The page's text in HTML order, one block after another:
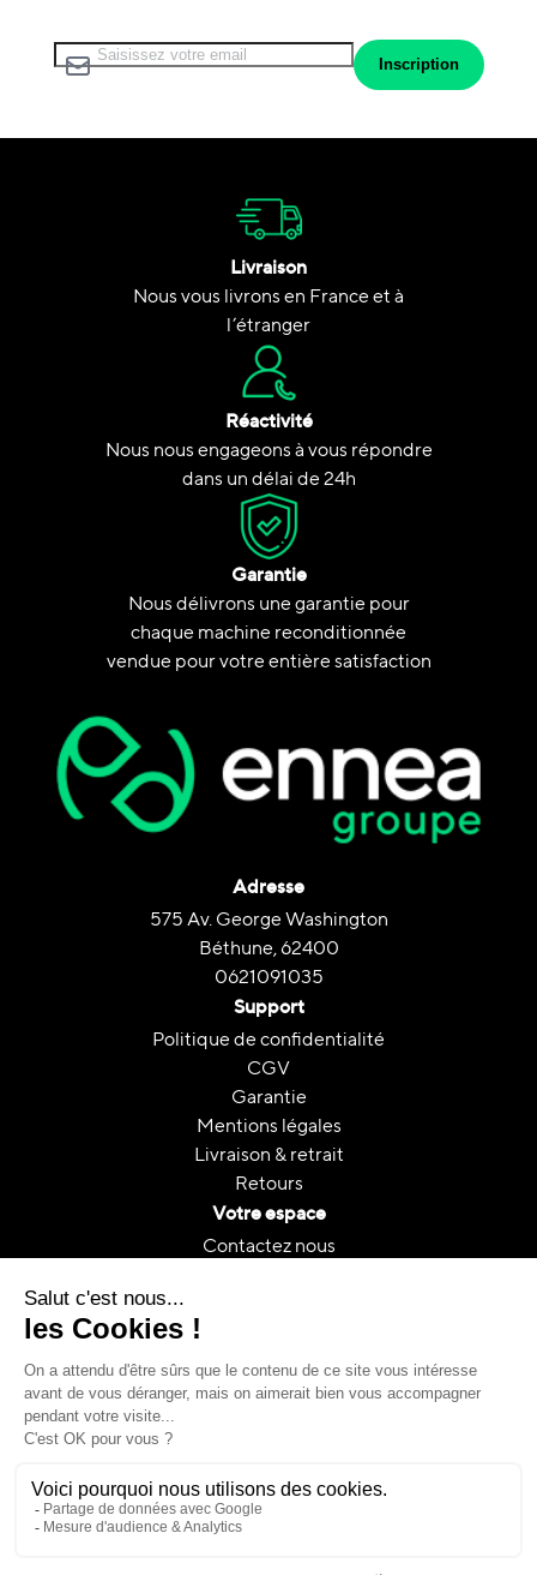
Inscription à notre lettre d’information :
Inscription
Livraison
Nous vous livrons en France et à
l’étranger
Réactivité
Nous nous engageons à vous répondre
dans un délai de 24h
Garantie
Nous délivrons une garantie pour
chaque machine reconditionnée
vendue pour votre entière satisfaction
Adresse
575 Av. George Washington
Béthune, 62400
0621091035
Support
Politique de confidentialité
CGV
Garantie
Mentions légales
Livraison & retrait
Retours
Votre espace
Contactez nous
A propos
Le reconditionnement
Reconditionnement & CO₂